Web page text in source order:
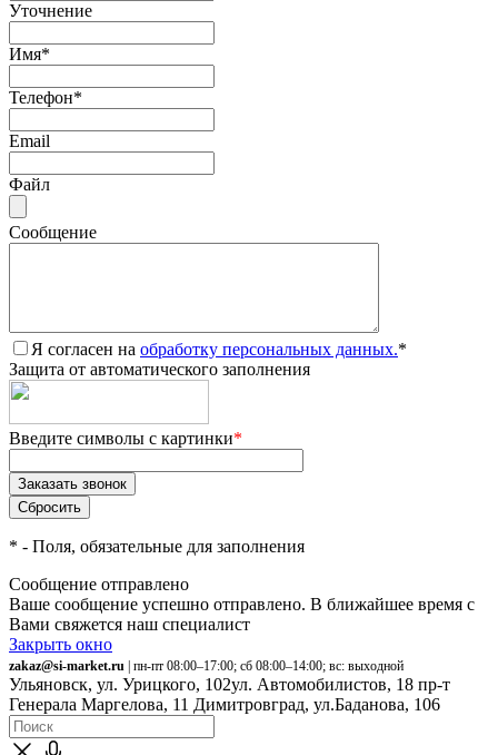
Уточнение
Имя*
Телефон*
Email
Файл
Сообщение
Я согласен на обработку персональных данных.*
Защита от автоматического заполнения
Введите символы с картинки*
* - Поля, обязательные для заполнения
Сообщение отправлено
Ваше сообщение успешно отправлено. В ближайшее время с
Вами свяжется наш специалист
Закрыть окно
zakaz@si-market.ru | пн-пт 08:00–17:00; сб 08:00–14:00; вс: выходной
Ульяновск, ул. Урицкого, 102ул. Автомобилистов, 18 пр-т
Генерала Маргелова, 11 Димитровград, ул.Баданова, 106